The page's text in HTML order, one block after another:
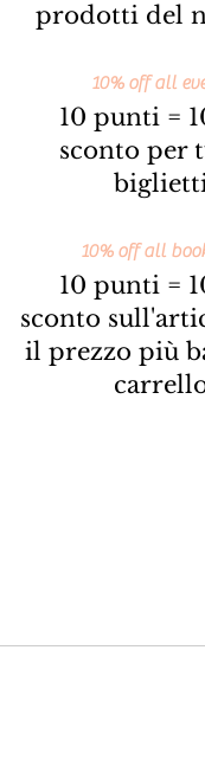
prodotti del
10% off all
10 punti =
sconto per
10% off all
10 punti =
sconto
il prezzo più